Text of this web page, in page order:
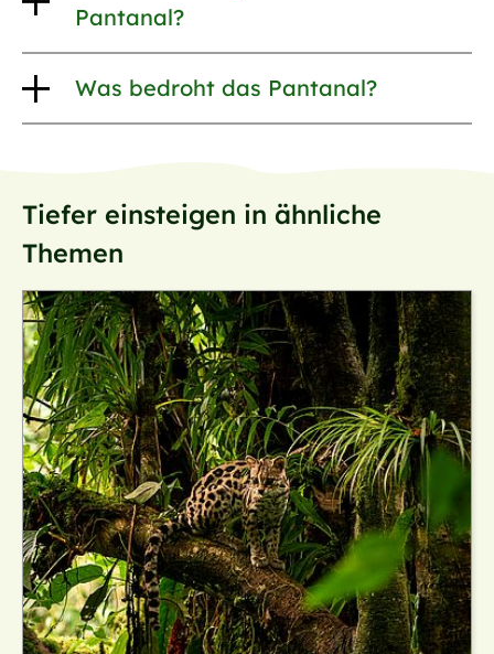
Pantanal?
Was bedroht das Pantanal?
Tiefer einsteigen in ähnliche
Themen